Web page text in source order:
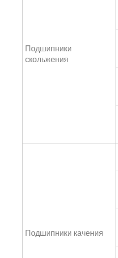
Подшипники
скольжения
Подшипники качения